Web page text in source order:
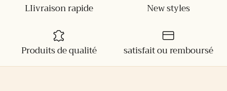
LIivraison rapide New styles
Produits de qualité satisfait ou remboursé